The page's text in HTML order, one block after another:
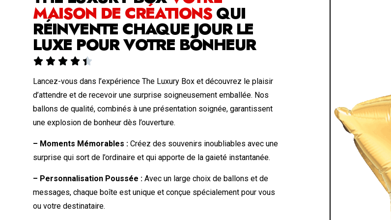
MAISON DE CRÉATIONSQUI
RÉINVENTE CHAQUE JOUR LE
LUXE POUR VOTRE BONHEUR
    
Lancez-vous dans l’expérience The Luxury Box et découvrez le plaisir
d’attendre et de recevoir une surprise soigneusement emballée. Nos
ballons de qualité, combinés à une présentation soignée, garantissent
une explosion de bonheur dès l’ouverture.
– Moments Mémorables : Créez des souvenirs inoubliables avec une
surprise qui sort de l’ordinaire et qui apporte de la gaieté instantanée.
– Personnalisation Poussée : Avec un large choix de ballons et de
messages, chaque boîte est unique et conçue spécialement pour vous
ou votre destinataire.